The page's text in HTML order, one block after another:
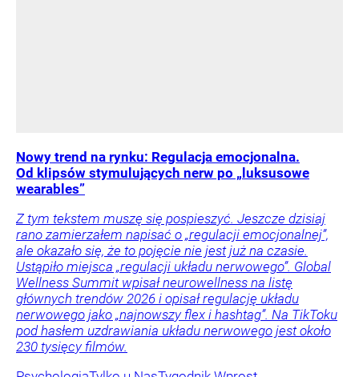
Nowy trend na rynku: Regulacja emocjonalna.
Od klipsów stymulujących nerw po „luksusowe
wearables”
Z tym tekstem muszę się pospieszyć. Jeszcze dzisiaj
rano zamierzałem napisać o „regulacji emocjonalnej”,
ale okazało się, że to pojęcie nie jest już na czasie.
Ustąpiło miejsca „regulacji układu nerwowego”. Global
Wellness Summit wpisał neurowellness na listę
głównych trendów 2026 i opisał regulację układu
nerwowego jako „najnowszy flex i hashtag”. Na TikToku
pod hasłem uzdrawiania układu nerwowego jest około
230 tysięcy filmów.